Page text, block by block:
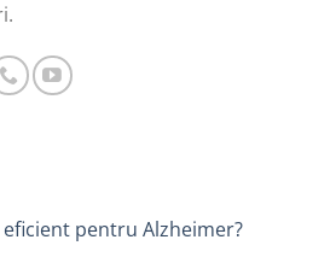
pentru Alzheimer?